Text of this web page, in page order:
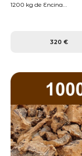
1200 kg de Encina...
320 €